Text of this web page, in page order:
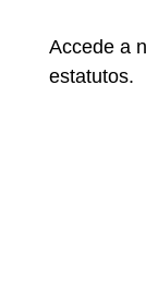
Accede a
estatutos.